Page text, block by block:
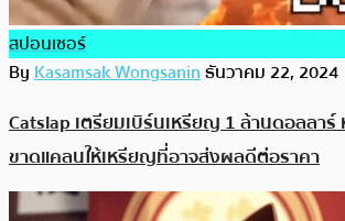
สปอนเซอร์
ByKasamsak Wongsaninธันวาคม 22, 2024
Catslap เตรียมเบิร์นเหรียญ 1 ล้านดอลลาร์
ขาดแคลนให้เหรียญที่อาจส่งผลดีต่อราคา